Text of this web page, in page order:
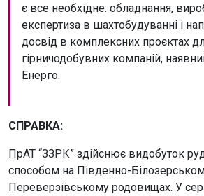
є все необхідне: обладнання,
експертиза в шахтобудуванні і
досвід в комплексних проєктах
гірничодобувних компаній,
Енерго.
СПРАВКА:
ПрАТ “ЗЗРК” здійснює видобуток
способом на Південно-
Переверзівському родовищах. У